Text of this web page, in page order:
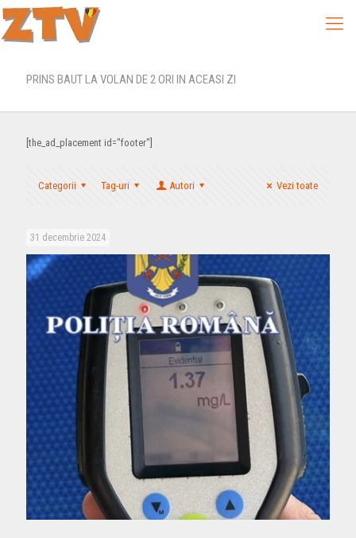
PRINS BAUT LA VOLAN DE 2 ORI IN ACEASI ZI
[the_ad_placement id="footer"]
Categorii Tag-uri Autori Vezi toate
31 decembrie 2024